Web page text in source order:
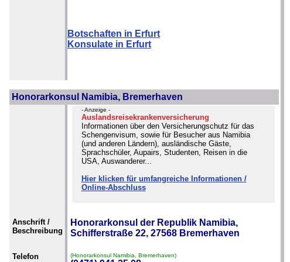
Botschaften in Erfurt
Konsulate in Erfurt
Honorarkonsul Namibia, Bremerhaven
- Anzeige -
Auslandsreisekrankenversicherung
Informationen über den Versicherungschutz für das
Schengenvisum, sowie für Besucher aus Namibia
(und anderen Ländern), ausländische Gäste,
Sprachschüler, Aupairs, Studenten, Reisen in die
USA, Auswanderer...
Hier klicken für umfangreiche Informationen /
Online-Abschluss
Anschrift /
Beschreibung
Honorarkonsul der Republik Namibia,
Schifferstraße 22, 27568 Bremerhaven
Telefon (Honorarkonsul Namibia, Bremerhaven)